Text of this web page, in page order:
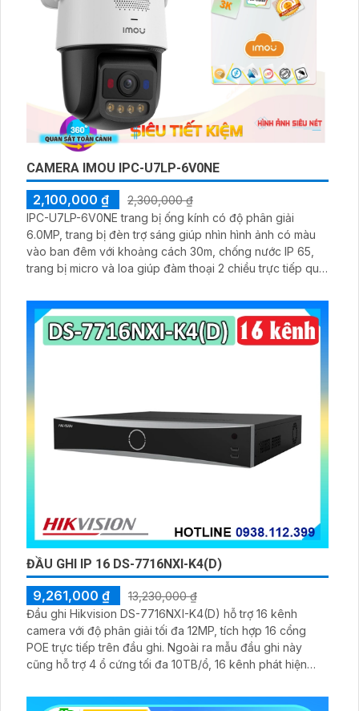
CAMERA IMOU IPC-U7LP-6V0NE
2,100,000 ₫
2,300,000 ₫
IPC-U7LP-6V0NE trang bị ống kính có độ phân giải
6.0MP, trang bị đèn trợ sáng giúp nhìn hình ảnh có màu
vào ban đêm với khoảng cách 30m, chống nước IP 65,
trang bị micro và loa giúp đàm thoại 2 chiều trực tiếp qua
ĐẦU GHI IP 16 DS-7716NXI-K4(D)
9,261,000 ₫
13,230,000 ₫
Đầu ghi Hikvision DS-7716NXI-K4(D) hỗ trợ 16 kênh
camera với độ phân giải tối đa 12MP, tích hợp 16 cổng
POE trực tiếp trên đầu ghi. Ngoài ra mẫu đầu ghi này
cũng hỗ trợ 4 ổ cứng tối đa 10TB/ổ, 16 kênh phát hiện